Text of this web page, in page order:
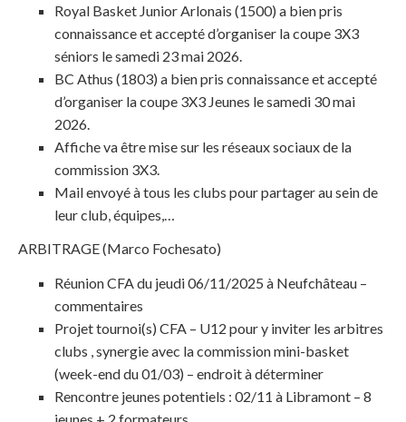
Royal Basket Junior Arlonais (1500) a bien pris
connaissance et accepté d’organiser la coupe 3X3
séniors le samedi 23 mai 2026.
BC Athus (1803) a bien pris connaissance et accepté
d’organiser la coupe 3X3 Jeunes le samedi 30 mai
2026.
Affiche va être mise sur les réseaux sociaux de la
commission 3X3.
Mail envoyé à tous les clubs pour partager au sein de
leur club, équipes,…
ARBITRAGE (Marco Fochesato)
Réunion CFA du jeudi 06/11/2025 à Neufchâteau –
commentaires
Projet tournoi(s) CFA – U12 pour y inviter les arbitres
clubs , synergie avec la commission mini-basket
(week-end du 01/03) – endroit à déterminer
Rencontre jeunes potentiels : 02/11 à Libramont – 8
jeunes + 2 formateurs